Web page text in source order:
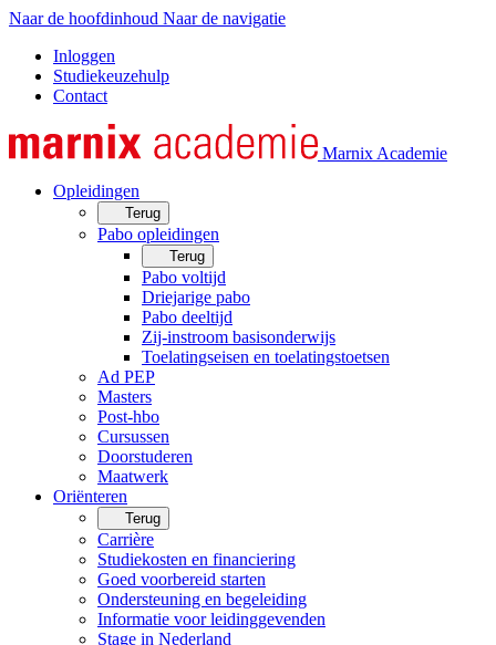
Naar de hoofdinhoud Naar de navigatie
Inloggen
Studiekeuzehulp
Contact
Marnix Academie
Opleidingen
Terug
Pabo opleidingen
Terug
Pabo voltijd
Driejarige pabo
Pabo deeltijd
Zij-instroom basisonderwijs
Toelatingseisen en toelatingstoetsen
Ad PEP
Masters
Post-hbo
Cursussen
Doorstuderen
Maatwerk
Oriënteren
Terug
Carrière
Studiekosten en financiering
Goed voorbereid starten
Ondersteuning en begeleiding
Informatie voor leidinggevenden
Stage in Nederland